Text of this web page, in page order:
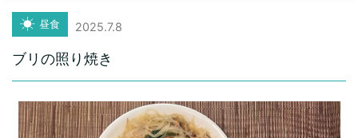
昼食 2025.7.8
ブリの照り焼き